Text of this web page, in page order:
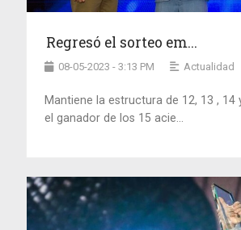
Regresó el sorteo em...
08-05-2023 - 3:13 PM Actualidad
Mantiene la estructura de 12, 13 , 14
el ganador de los 15 acie...